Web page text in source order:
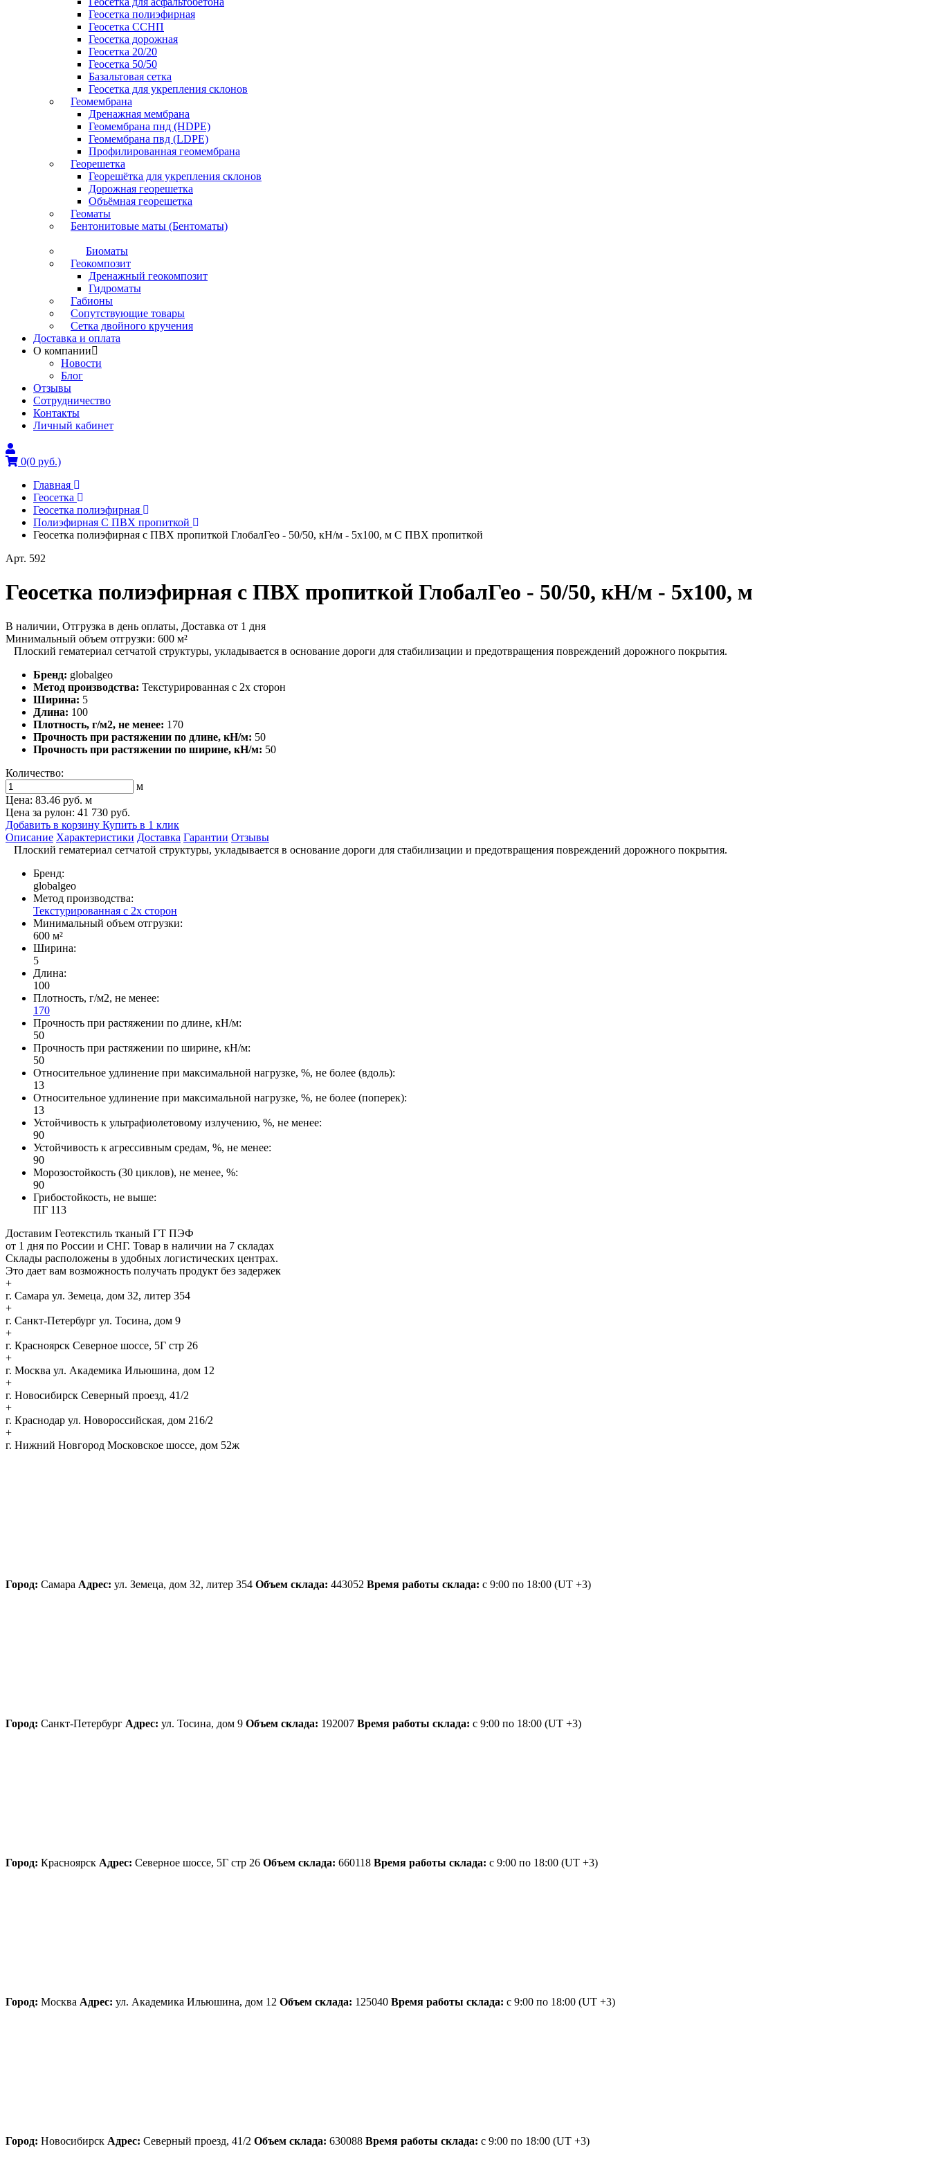
Геосетка полиэфирная
Геосетка ССНП
Геосетка дорожная
Геосетка 20/20
Геосетка 50/50
Базальтовая сетка
Геосетка для укрепления склонов
Геомембрана
Дренажная мембрана
Геомембрана пнд (HDPE)
Геомембрана пвд (LDPE)
Профилированная геомембрана
Георешетка
Георешётка для укрепления склонов
Дорожная георешетка
Объёмная георешетка
Геоматы
Бентонитовые маты (Бентоматы)
Биоматы
Геокомпозит
Дренажный геокомпозит
Гидроматы
Габионы
Сопутствующие товары
Сетка двойного кручения
Доставка и оплата
О компании
Новости
Блог
Отзывы
Сотрудничество
Контакты
Личный кабинет
0(0 руб.)
Главная
Геосетка
Геосетка полиэфирная
Полиэфирная С ПВХ пропиткой
Геосетка полиэфирная с ПВХ пропиткой ГлобалГео - 50/50, кН/м - 5x100, м С ПВХ пропиткой
Арт. 592
Геосетка полиэфирная с ПВХ пропиткой ГлобалГео - 50/50, кН/м - 5x100, м
В наличии, Отгрузка в день оплаты, Доставка от 1 дня
Минимальный объем отгрузки: 600 м²
Плоский гематериал сетчатой структуры, укладывается в основание дороги для стабилизации и предотвращения повреждений дорожного покрытия.
Бренд: globalgeo
Метод производства: Текстурированная с 2х сторон
Ширина: 5
Длина: 100
Плотность, г/м2, не менее: 170
Прочность при растяжении по длине, кН/м: 50
Прочность при растяжении по ширине, кН/м: 50
Количество:
м
Цена: 83.46 руб. м
Цена за рулон: 41 730 руб.
Добавить в корзину Купить в 1 клик
Описание Характеристики Доставка Гарантии Отзывы
Плоский гематериал сетчатой структуры, укладывается в основание дороги для стабилизации и предотвращения повреждений дорожного покрытия.
Бренд:
globalgeo
Метод производства:
Текстурированная с 2х сторон
Минимальный объем отгрузки:
600 м²
Ширина:
5
Длина:
100
Плотность, г/м2, не менее:
170
Прочность при растяжении по длине, кН/м:
50
Прочность при растяжении по ширине, кН/м:
50
Относительное удлинение при максимальной нагрузке, %, не более (вдоль):
13
Относительное удлинение при максимальной нагрузке, %, не более (поперек):
13
Устойчивость к ультрафиолетовому излучению, %, не менее:
90
Устойчивость к агрессивным средам, %, не менее:
90
Морозостойкость (30 циклов), не менее, %:
90
Грибостойкость, не выше:
ПГ 113
Доставим Геотекстиль тканый ГТ ПЭФ
от 1 дня по России и СНГ. Товар в наличии на 7 складах
Склады расположены в удобных логистических центрах.
Это дает вам возможность получать продукт без задержек
+
г. Самара ул. Земеца, дом 32, литер 354
+
г. Санкт-Петербург ул. Тосина, дом 9
+
г. Красноярск Северное шоссе, 5Г стр 26
+
г. Москва ул. Академика Ильюшина, дом 12
+
г. Новосибирск Северный проезд, 41/2
+
г. Краснодар ул. Новороссийская, дом 216/2
+
г. Нижний Новгород Московское шоссе, дом 52ж
Город: Самара Адрес: ул. Земеца, дом 32, литер 354 Объем склада: 443052 Время работы склада: с 9:00 по 18:00 (UT +3)
Город: Санкт-Петербург Адрес: ул. Тосина, дом 9 Объем склада: 192007 Время работы склада: с 9:00 по 18:00 (UT +3)
Город: Красноярск Адрес: Северное шоссе, 5Г стр 26 Объем склада: 660118 Время работы склада: с 9:00 по 18:00 (UT +3)
Город: Москва Адрес: ул. Академика Ильюшина, дом 12 Объем склада: 125040 Время работы склада: с 9:00 по 18:00 (UT +3)
Город: Новосибирск Адрес: Северный проезд, 41/2 Объем склада: 630088 Время работы склада: с 9:00 по 18:00 (UT +3)